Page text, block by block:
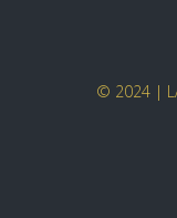
© 2024 | LA